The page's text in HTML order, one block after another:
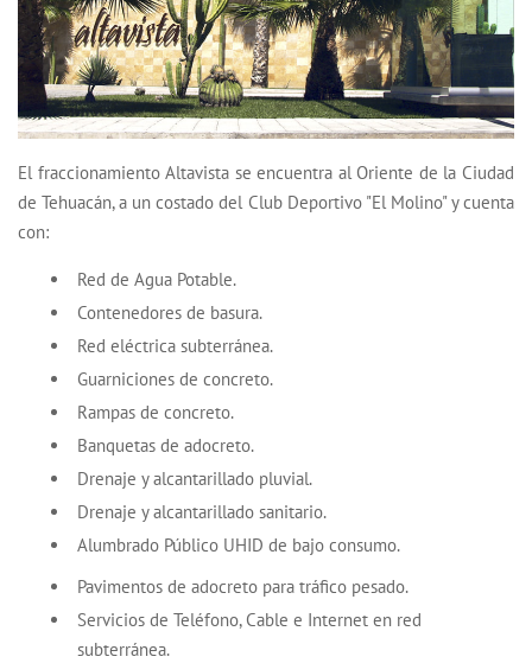
El fraccionamiento Altavista se encuentra al Oriente de la Ciudad
de Tehuacán, a un costado del Club Deportivo "El Molino" y cuenta
con:
Red de Agua Potable.
Contenedores de basura.
Red eléctrica subterránea.
Guarniciones de concreto.
Rampas de concreto.
Banquetas de adocreto.
Drenaje y alcantarillado pluvial.
Drenaje y alcantarillado sanitario.
Alumbrado Público UHID de bajo consumo.
Pavimentos de adocreto para tráfico pesado.
Servicios de Teléfono, Cable e Internet en red
subterránea.